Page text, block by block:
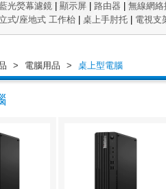
光熒幕濾鏡
顯示屏 路由器
無線網絡
立式/座地式 工作枱
桌上手肘托 電視支
> 電腦用品 > 桌上型電腦